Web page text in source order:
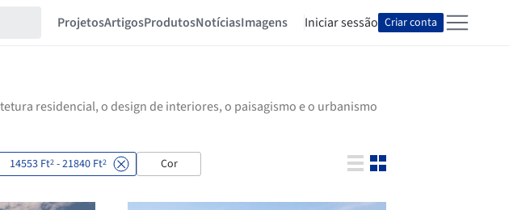
ProjetosArtigosProdutosNotíciasImagens Iniciar sessão Criar conta
residencial, o design de interiores, o paisagismo e o urbanismo
14553 Ft2 - 21840 Ft2 Cor